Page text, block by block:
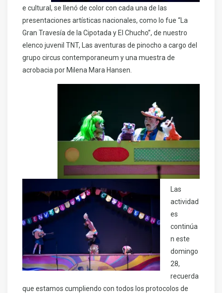
e cultural, se llenó de color con cada una de las
presentaciones artísticas nacionales, como lo fue “La
Gran Travesía de la Cipotada y El Chucho”, de nuestro
elenco juvenil TNT, Las aventuras de pinocho a cargo del
grupo circus contemporaneum y una muestra de
acrobacia por Milena Mara Hansen.
Las
actividad
es
continúa
n este
domingo
28,
recuerda
que estamos cumpliendo con todos los protocolos de